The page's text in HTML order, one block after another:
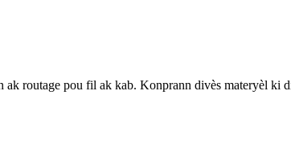
routage pou fil ak kab. Konprann divès materyèl ki